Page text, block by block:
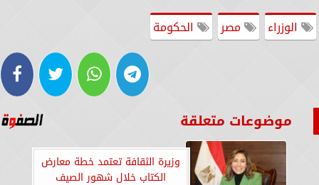
الوزراء
مصر الحكومة
موضوعات متعلقة
وزيرة الثقافة تعتمد خطة معارض
الكتاب خلال شهور الصيف